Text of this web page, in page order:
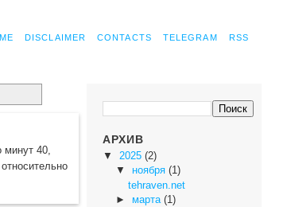
DISCLAIMER CONTACTS TELEGRAM RSS
40,
АРХИВ
▼ 2025 (2)
▼ ноября (1)
tehraven.net
► марта (1)